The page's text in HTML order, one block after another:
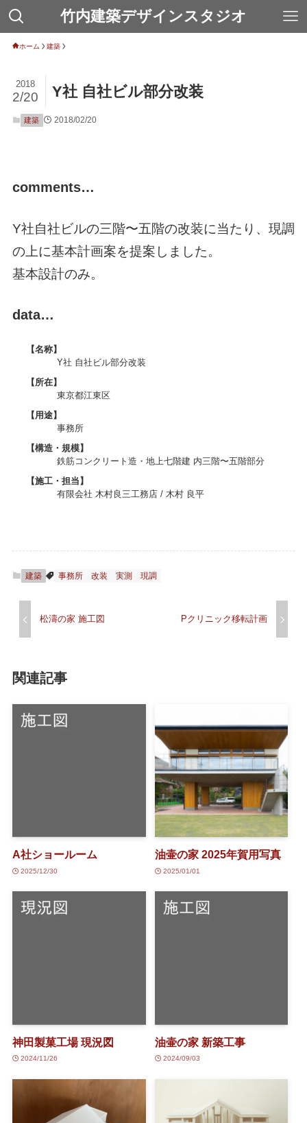
竹内建築デザインスタジオ
ホーム 建築
Y社 自社ビル部分改装
2018
2/20
建築 2018/02/20
comments…
Y社自社ビルの三階〜五階の改装に当たり、現調
の上に基本計画案を提案しました。
基本設計のみ。
data…
【名称】
Y社 自社ビル部分改装
【所在】
東京都江東区
【用途】
事務所
【構造・規模】
鉄筋コンクリート造・地上七階建 内三階〜五階部分
【施工・担当】
有限会社 木村良三工務店 / 木村 良平
建築 事務所 改装 実測 現調
松濤の家 施工図 Pクリニック移転計画
関連記事
A社ショールーム
2025/12/30
油壷の家 2025年賀用写真
2025/01/01
神田製菓工場 現況図
2024/11/26
油壷の家 新築工事
2024/09/03